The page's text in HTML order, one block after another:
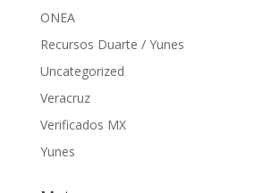
ONEA
Recursos Duarte / Yunes
Uncategorized
Veracruz
Verificados MX
Yunes